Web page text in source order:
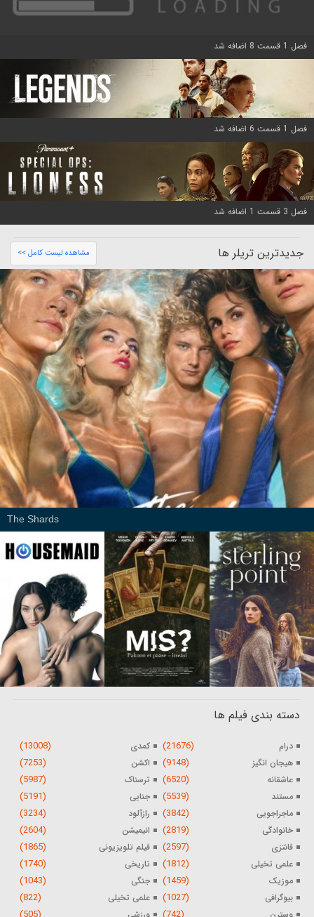
فصل 1 قسمت 8 اضافه شد
فصل 1 قسمت 6 اضافه شد
فصل 3 قسمت 1 اضافه شد
جدیدترین تریلر ها مشاهده لیست کامل >>
The Shards
دسته بندی فیلم ها
درام (21676) کمدی (13008)
هیجان انگیز (9148) اکشن (7253)
عاشقانه (6520) ترسناک (5987)
مستند (5539) جنایی (5191)
ماجراجویی (3842) رازآلود (3234)
خانوادگی (2819) انیمیشن (2604)
فانتزی (2597) فیلم تلویزیونی (1865)
علمی تخیلی (1812) تاریخی (1740)
موزیک (1459) جنگی (1043)
بیوگرافی (1027) علمی تخیلی (822)
وسترن ورزشی